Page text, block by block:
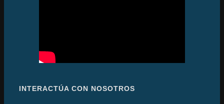
INTERACTÚA CON NOSOTROS